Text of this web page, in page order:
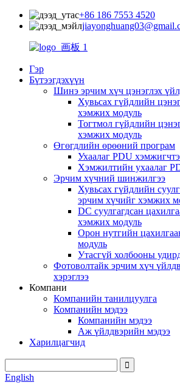
+86 186 7553 4520
Гэр
Бүтээгдэхүүн
Шинэ эрчим хүч цэнэглэх
Хувьсах гүйдлийн
хэмжих модуль
Тогтмол гүйдлийн
хэмжих модуль
Өгөгдлийн өрөөний програм
Ухаалаг PDU
Хэмжилтийн ухаалаг
Эрчим хүчний шинжилгээ
Хувьсах гүйдлийн
эрчим хүчийг хэмжих
DC суулгагдсан
хэмжих модуль
Орон нутгийн
модуль
Утасгүй холбооны
Фотоволтайк эрчим хүч
хэрэглээ
Компани
Компанийн танилцуулга
Компанийн мэдээ
Компанийн мэдээ
Аж үйлдвэрийн мэдээ
Харилцагчид
English